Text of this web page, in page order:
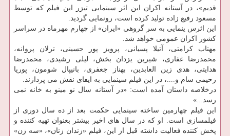
قدیم»، در آستانه اكران این اثر سینمایی تیزر این فیلم كه توسط
مسعود رفیع زاده تولید كرده است، رونمایی گردید.
این اثرس ینمایی به سر گروهی «ایران» از چهارم مهرماه در سراسر
كشور اكران عمومی خواهد شد.
مهتاب كرامتی، آتیلا پسیانی، پرویز پور حسینی، ترلان پروانه،
محمدرضا غفاری، شیرین یزدان بخش، لیلی رشیدی، محمدرضا
هدایتی، هدی زین العابدین، بهناز جعفری، بانیپال شومون، پوریا
رحیمی سام و....، در این فیلم سینمایی به ایفای نقش می پردازند.
درخلاصه داستان آمده است: «در آستانه سال نو مینو به خانه نمی
رسد...»
این فیلم چهارمین ساخته سینمایی حكمت بعد از ده سال دوری از
فیلمسازی است. او كه در سال های اخیر بیشتر بعنوان تهیه كننده و
پخش كننده فعالیت داشته قبل از این، فیلم «زندان زنان»، «سه زن»